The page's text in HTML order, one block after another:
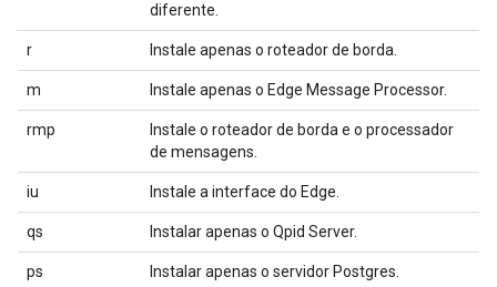
diferente.
r Instale apenas o roteador de borda.
m Instale apenas o Edge Message Processor.
rmp
Instale o roteador de borda e o processador
de mensagens.
iu Instale a interface do Edge.
qs Instalar apenas o Qpid Server.
ps Instalar apenas o servidor Postgres.